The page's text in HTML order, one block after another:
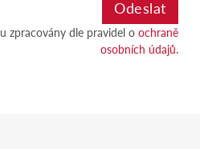
zpracovány dle pravidel o ochraně
osobních údajů.